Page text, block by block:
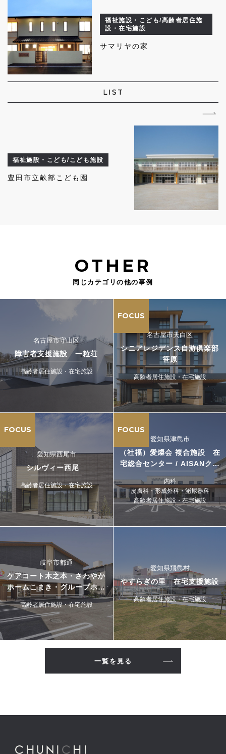
福祉施設・こども/高齢者居住施
設・在宅施設
サマリヤの家
LIST
福祉施設・こども/こども施設
豊田市立畝部こども園
OTHER
同じカテゴリの他の事例
名古屋市守山区
障害者支援施設 一粒荘
高齢者居住施設・在宅施設
FOCUS
名古屋市天白区
シニアレジデンス自游倶楽部
笹原
高齢者居住施設・在宅施設
FOCUS
愛知県西尾市
シルヴィー西尾
高齢者居住施設・在宅施設
FOCUS
愛知県津島市
（社福）愛燦会 複合施設 在
宅総合センター / AISANクリ
ニック
内科
皮膚科・形成外科・泌尿器科
高齢者居住施設・在宅施設
岐阜市都通
ケアコート木之本・さわやか
ホームこまき・グループホー
ムこまき
高齢者居住施設・在宅施設
愛知県飛島村
やすらぎの里 在宅支援施設
高齢者居住施設・在宅施設
一覧を見る